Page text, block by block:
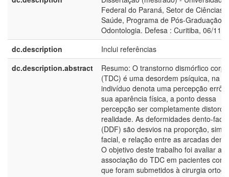
Federal do Paraná, Setor de Ciências
Saúde, Programa de Pós-Graduação
Odontologia. Defesa : Curitiba, 06/11/
dc.description
Inclui referências
dc.description.abstract
Resumo: O transtorno dismórfico
(TDC) é uma desordem psíquica, na
indivíduo denota uma percepção
sua aparência física, a ponto dessa
percepção ser completamente
realidade. As deformidades dento-
(DDF) são desvios na proporção,
facial, e relação entre as arcadas
O objetivo deste trabalho foi avaliar a
associação do TDC em pacientes com
que foram submetidos à cirurgia